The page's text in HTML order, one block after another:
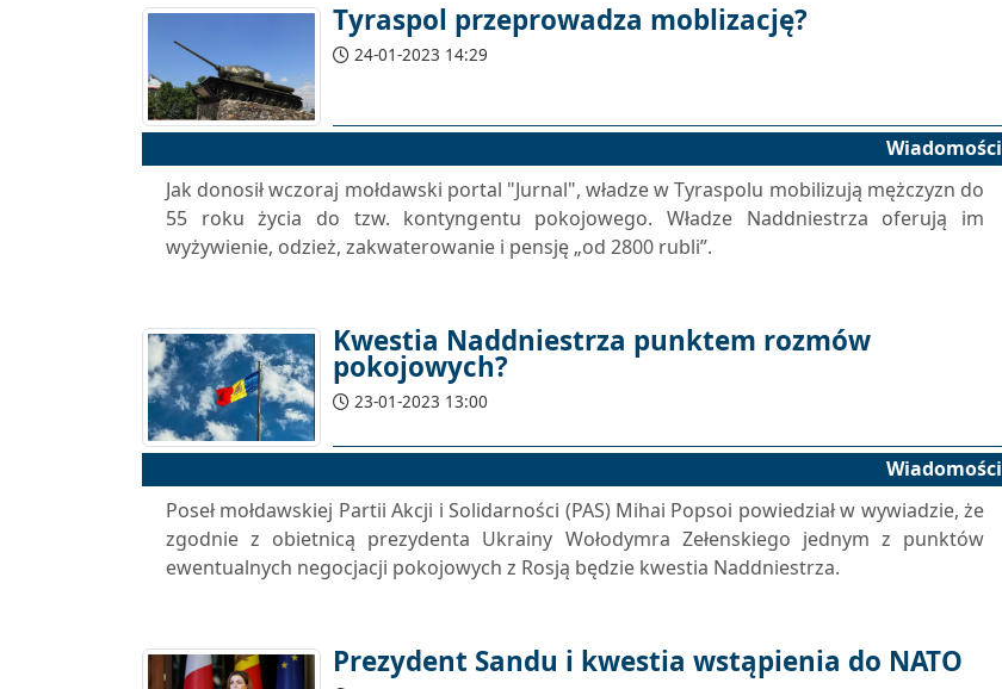
Tyraspol przeprowadza moblizację?
24-01-2023 14:29
Wiadomości
Jak donosił wczoraj mołdawski portal "Jurnal", władze w Tyraspolu mobilizują mężczyzn do
55 roku życia do tzw. kontyngentu pokojowego. Władze Naddniestrza oferują im
wyżywienie, odzież, zakwaterowanie i pensję „od 2800 rubli”.
Kwestia Naddniestrza punktem rozmów
pokojowych?
23-01-2023 13:00
Wiadomości
Poseł mołdawskiej Partii Akcji i Solidarności (PAS) Mihai Popsoi powiedział w wywiadzie, że
zgodnie z obietnicą prezydenta Ukrainy Wołodymra Zełenskiego jednym z punktów
ewentualnych negocjacji pokojowych z Rosją będzie kwestia Naddniestrza.
Prezydent Sandu i kwestia wstąpienia do NATO